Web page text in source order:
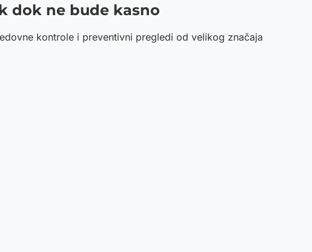
dok ne bude kasno
kontrole i preventivni pregledi od velikog značaja